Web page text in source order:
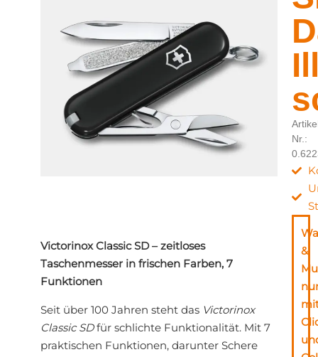
Victorinox Classic SD – zeitloses
Taschenmesser in frischen Farben, 7
Funktionen
Seit über 100 Jahren steht das Victorinox
Classic SDfür schlichte Funktionalität. Mit 7
praktischen Funktionen, darunter Schere
Nr.:
&